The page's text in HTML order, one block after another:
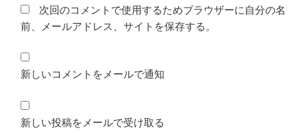
次回のコメントで使用するためブラウザーに自分の名
前、メールアドレス、サイトを保存する。
新しいコメントをメールで通知
新しい投稿をメールで受け取る